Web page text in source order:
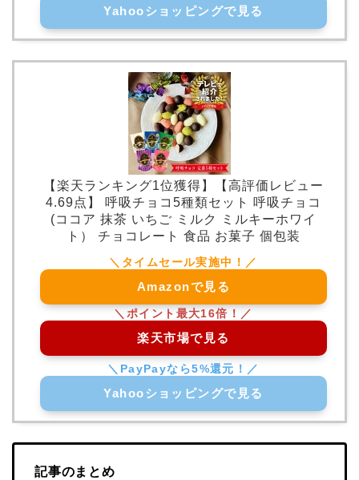
Yahooショッピングで見る
【楽天ランキング1位獲得】【高評価レビュー
4.69点】 呼吸チョコ5種類セット 呼吸チョコ
(ココア 抹茶 いちご ミルク ミルキーホワイ
ト） チョコレート 食品 お菓子 個包装
Amazonで見る
楽天市場で見る
Yahooショッピングで見る
記事のまとめ